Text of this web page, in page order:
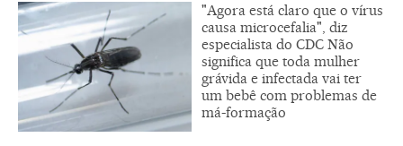
"Agora está claro que o vírus
causa microcefalia", diz
especialista do CDC Não
significa que toda mulher
grávida e infectada vai ter
um bebê com problemas de
má-formação